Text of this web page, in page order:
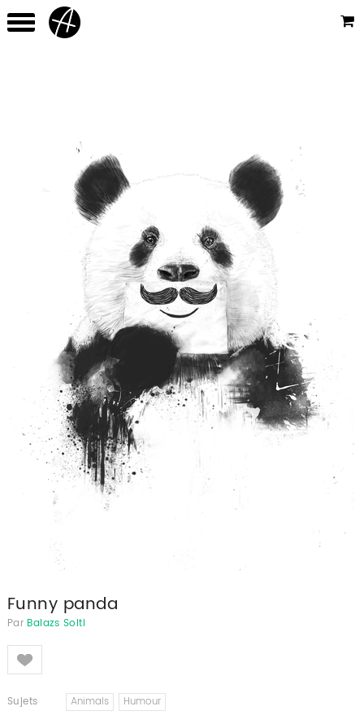
Funny panda
Par Balazs Solti
Like
Sujets Animals Humour